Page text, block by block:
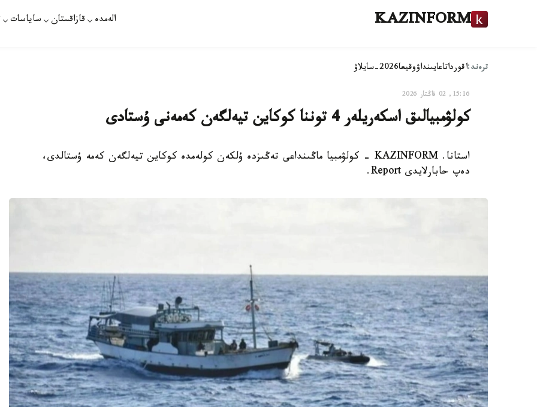
KAZINFORM الەمدە قازاقستان ساياسات
ترەند:اقورداتاعايىنداۋوقيعا2026-سايلاۋ
15:16, 02 قاڭتار 2026
كولۋمبيالىق اسكەريلەر 4 توننا كوكاين تيەلگەن كەمەنى ۇستادى
استانا. KAZINFORM - كولۋمبيا ماڭىنداعى تەڭىزدە ۇلكەن كولەمدە كوكاين تيەلگەن كەمە ۇستالدى،
دەپ حابارلايدى Report.